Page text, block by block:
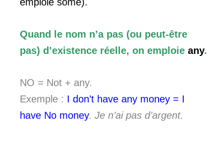
Quand le nom n’a pas (ou peut-être
pas) d’existence réelle, on emploie any.
NO = Not + any.
Exemple : I don’t have any money = I
have No money. Je n’ai pas d’argent.